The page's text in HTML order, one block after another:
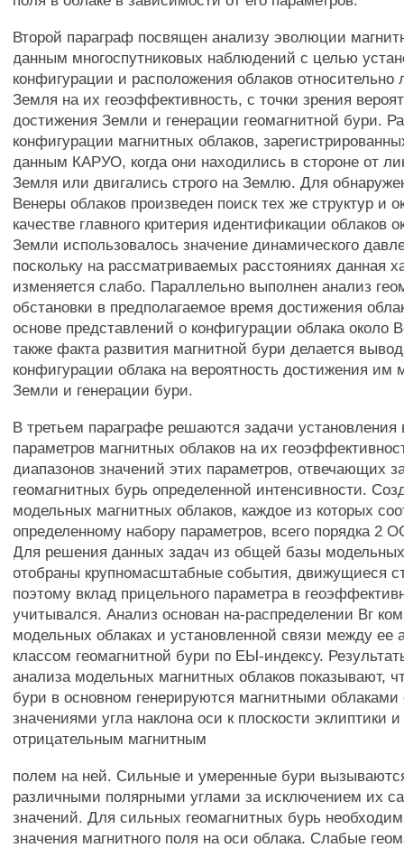
Второй параграф посвящен анализу эволюции
данным многоспутниковых наблюдений с целью
конфигурации и расположения облаков
Земля на их геоэффективность, с точки зрения
достижения Земли и генерации геомагнитной бури.
конфигурации магнитных облаков,
данным КАРУО, когда они находились в стороне от
Земля или двигались строго на Землю. Для
Венеры облаков произведен поиск тех же структур и
качестве главного критерия идентификации облаков
Земли использовалось значение динамического
поскольку на рассматриваемых расстояниях данная
изменяется слабо. Параллельно выполнен анализ
обстановки в предполагаемое время достижения
основе представлений о конфигурации облака около
также факта развития магнитной бури делается
конфигурации облака на вероятность достижения им
Земли и генерации бури.
В третьем параграфе решаются задачи установления
параметров магнитных облаков на их
диапазонов значений этих параметров, отвечающих
геомагнитных бурь определенной интенсивности.
модельных магнитных облаков, каждое из которых
определенному набору параметров, всего порядка
Для решения данных задач из общей базы
отобраны крупномасштабные события, движущиеся
поэтому вклад прицельного параметра в
учитывался. Анализ основан на-распределении Вг
модельных облаках и установленной связи между ее
классом геомагнитной бури по ЕЫ-индексу.
анализа модельных магнитных облаков показывают,
бури в основном генерируются магнитными
значениями угла наклона оси к плоскости эклиптики
отрицательным магнитным
полем на ней. Сильные и умеренные бури
различными полярными углами за исключением их
значений. Для сильных геомагнитных бурь
значения магнитного поля на оси облака. Слабые